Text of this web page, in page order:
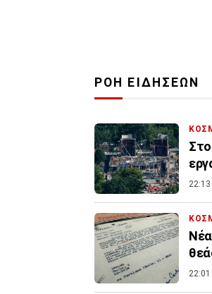
ΡΟΗ ΕΙΔΗΣΕΩΝ
22:13
22:01